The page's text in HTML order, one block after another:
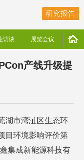
研究报告
访谈 展览会议
产线升级提
湖市湾沚区生态环
目环境影响评价第
集成新能源科技有